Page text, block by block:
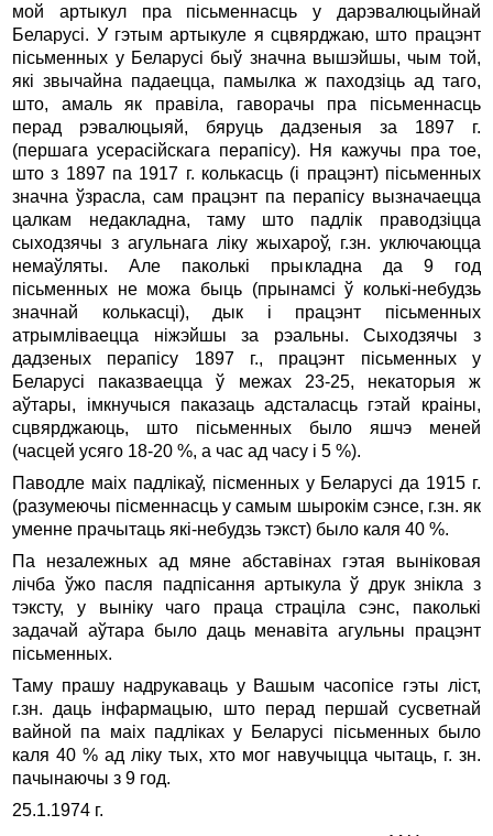
мой артыкул пра пісьменнасць у дарэвалюцыйнай
Беларусі. У гэтым артыкуле я сцвярджаю, што працэнт
пісьменных у Беларусі быў значна вышэйшы, чым той,
які звычайна падаецца, памылка ж паходзіць ад таго,
што, амаль як правіла, гаворачы пра пісьменнасць
перад рэвалюцыяй, бяруць дадзеныя за 1897 г.
(першага усерасійскага перапісу). Ня кажучы пра тое,
што з 1897 па 1917 г. колькасць (і працэнт) пісьменных
значна ўзрасла, сам працэнт па перапісу вызначаецца
цалкам недакладна, таму што падлік праводзіцца
сыходзячы з агульнага ліку жыхароў, г.зн. уключаюцца
немаўляты. Але паколькі прыкладна да 9 год
пісьменных не можа быць (прынамсі ў колькі-небудзь
значнай колькасці), дык і працэнт пісьменных
атрымліваецца ніжэйшы за рэальны. Сыходзячы з
дадзеных перапісу 1897 г., працэнт пісьменных у
Беларусі паказваецца ў межах 23-25, некаторыя ж
аўтары, імкнучыся паказаць адсталасць гэтай краіны,
сцвярджаюць, што пісьменных было яшчэ меней
(часцей усяго 18-20 %, а час ад часу і 5 %).
Паводле маіх падлікаў, пісменных у Беларусі да 1915 г.
(разумеючы пісменнасць у самым шырокім сэнсе, г.зн. як
уменне прачытаць які-небудзь тэкст) было каля 40 %.
Па незалежных ад мяне абставінах гэтая выніковая
лічба ўжо пасля падпісання артыкула ў друк знікла з
тэксту, у выніку чаго праца страціла сэнс, паколькі
задачай аўтара было даць менавіта агульны працэнт
пісьменных.
Таму прашу надрукаваць у Вашым часопісе гэты ліст,
г.зн. даць інфармацыю, што перад першай сусветнай
вайной па маіх падліках у Беларусі пісьменных было
каля 40 % ад ліку тых, хто мог навучыцца чытаць, г. зн.
пачынаючы з 9 год.
25.1.1974 г.